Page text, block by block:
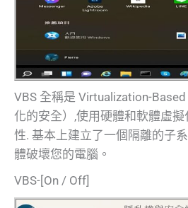
VBS 全稱是 Virtualization-
化的安全）,使用硬體和軟體虛
性. 基本上建立了一個隔離的子
體破壞您的電腦。
VBS-[On / Off]